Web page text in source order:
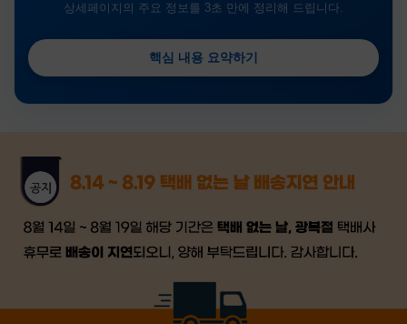
상세페이지의 주요 정보를 3초 만에 정리해 드립니다.
핵심 내용 요약하기
배송